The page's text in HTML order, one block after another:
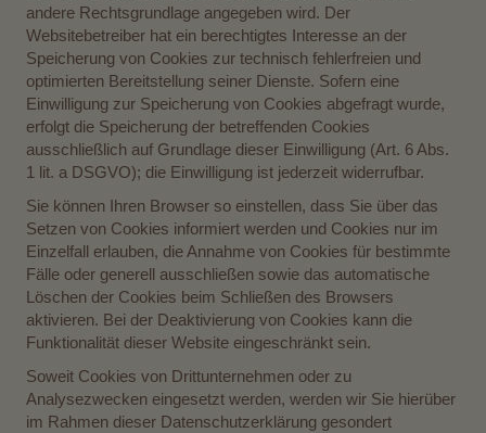
andere Rechtsgrundlage angegeben wird. Der
Websitebetreiber hat ein berechtigtes Interesse an der
Speicherung von Cookies zur technisch fehlerfreien und
optimierten Bereitstellung seiner Dienste. Sofern eine
Einwilligung zur Speicherung von Cookies abgefragt wurde,
erfolgt die Speicherung der betreffenden Cookies
ausschließlich auf Grundlage dieser Einwilligung (Art. 6 Abs.
1 lit. a DSGVO); die Einwilligung ist jederzeit widerrufbar.
Sie können Ihren Browser so einstellen, dass Sie über das
Setzen von Cookies informiert werden und Cookies nur im
Einzelfall erlauben, die Annahme von Cookies für bestimmte
Fälle oder generell ausschließen sowie das automatische
Löschen der Cookies beim Schließen des Browsers
aktivieren. Bei der Deaktivierung von Cookies kann die
Funktionalität dieser Website eingeschränkt sein.
Soweit Cookies von Drittunternehmen oder zu
Analysezwecken eingesetzt werden, werden wir Sie hierüber
im Rahmen dieser Datenschutzerklärung gesondert